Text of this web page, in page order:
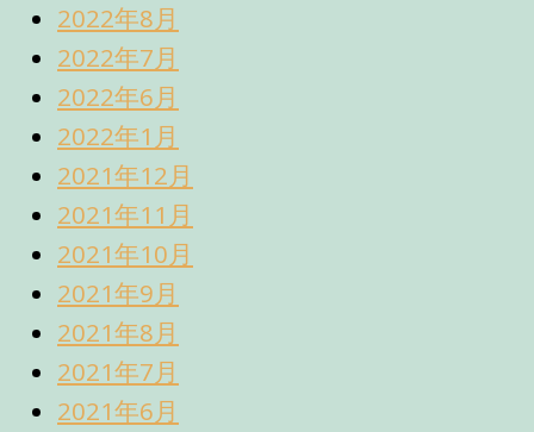
2022年8月
2022年7月
2022年6月
2022年1月
2021年12月
2021年11月
2021年10月
2021年9月
2021年8月
2021年7月
2021年6月